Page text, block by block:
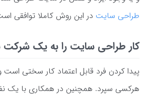
طراحی سایت در این روش کاملا توافقی
کار طراحی سایت را به یک شرکت
پیدا کردن فرد قابل اعتماد کار سختی است
هرکسی سپرد. همچنین در همکاری با یک نفر